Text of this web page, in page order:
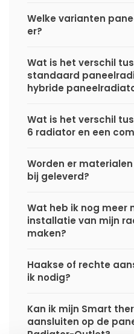
Welke varianten
er?
Wat is het verschil
standaard
hybride
Wat is het verschil
6 radiator en een
Worden er
bij geleverd?
Wat heb ik nog meer
installatie van mijn
maken?
Haakse of rechte
ik nodig?
Kan ik mijn Smart
aansluiten op de